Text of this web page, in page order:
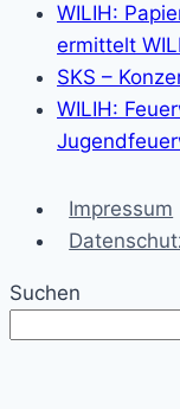
WILIH:
ermittelt
SKS –
WILIH:
Impressum
Suchen